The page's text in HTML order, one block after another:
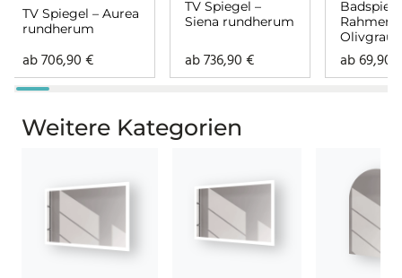
TV Spiegel – Aurea
rundherum
ab706,90€
TV Spiegel –
Siena rundherum
ab736,90€
Rahmen
Olivgrau
ab69,90
Weitere Kategorien